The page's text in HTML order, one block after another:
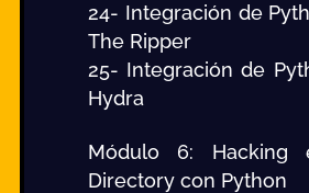
24- Integración de
The Ripper
25- Integración de
Hydra
Módulo 6: Hacking
Directory con Python